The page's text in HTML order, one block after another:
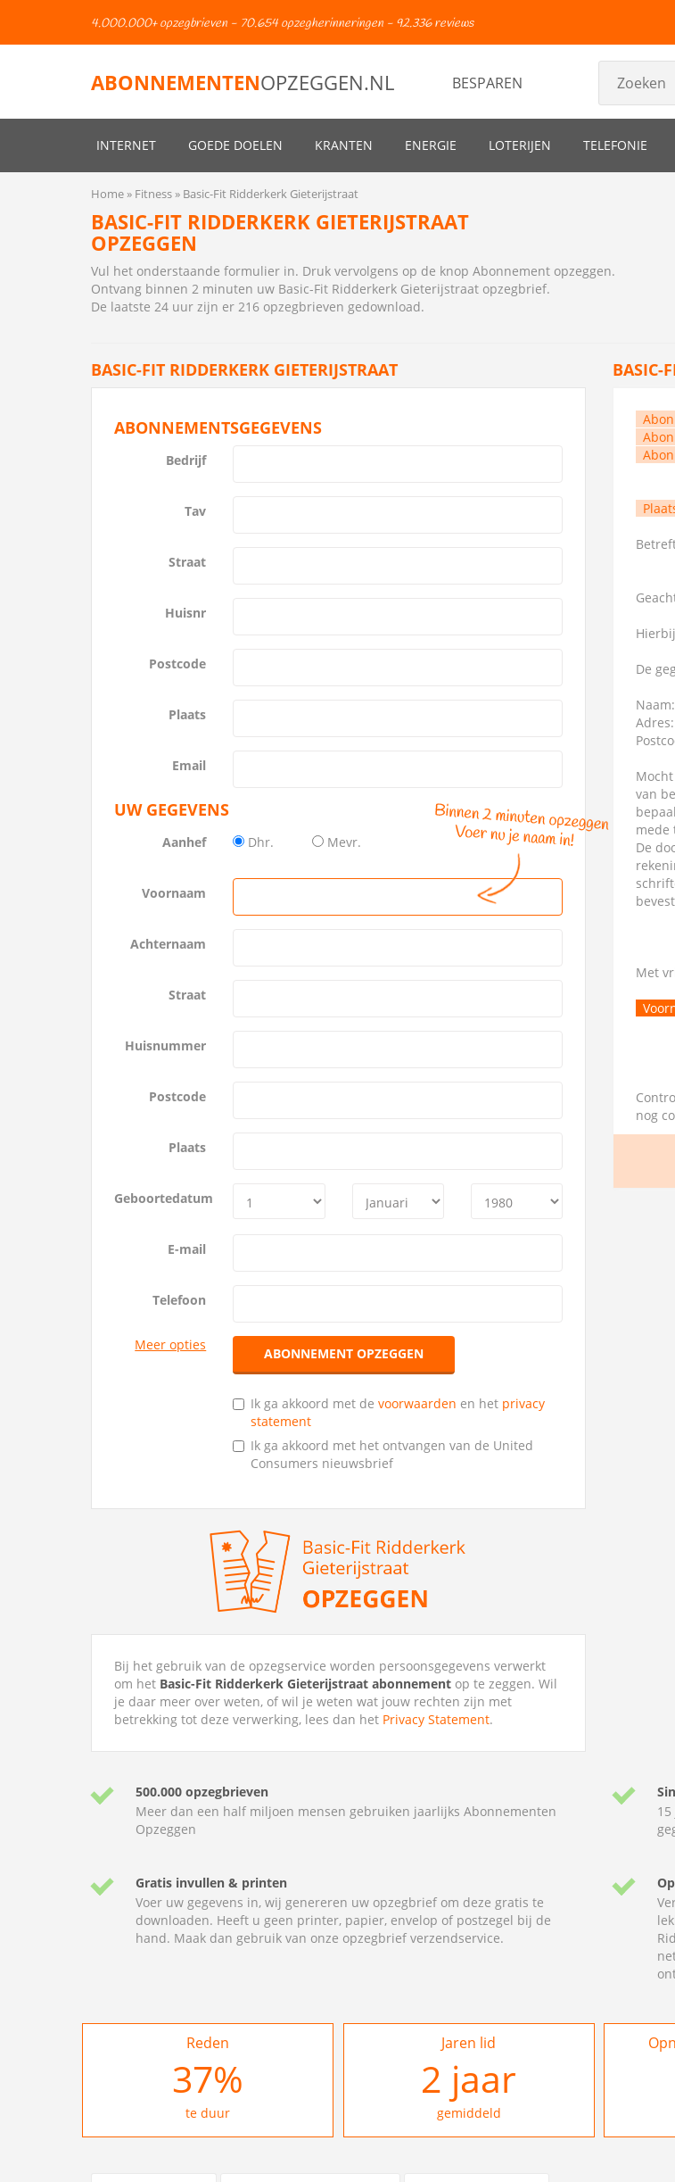
4.000.000+ opzegbrieven - 70.654 opzegherinneringen - 92.336 reviews
ABONNEMENTENOPZEGGEN.NL BESPAREN
INTERNET GOEDE DOELEN KRANTEN ENERGIE LOTERIJEN TELEFONIE
Home Fitness Basic-Fit Ridderkerk Gieterijstraat
BASIC-FIT RIDDERKERK GIETERIJSTRAAT
OPZEGGEN
Vul het onderstaande formulier in. Druk vervolgens op de knop Abonnement opzeggen.
Ontvang binnen 2 minuten uw Basic-Fit Ridderkerk Gieterijstraat opzegbrief.
De laatste 24 uur zijn er 216 opzegbrieven gedownload.
BASIC-FIT RIDDERKERK GIETERIJSTRAAT
ABONNEMENTSGEGEVENS
Bedrijf
Tav
Straat
Huisnr
Postcode
Plaats
Email
UW GEGEVENS
Aanhef Dhr. Mevr.
Voornaam
Achternaam
Straat
Huisnummer
Postcode
Plaats
Geboortedatum
E-mail
Telefoon
Meer opties
ABONNEMENT OPZEGGEN
Ik ga akkoord met devoorwaarden en het privacy
statement
Ik ga akkoord met het ontvangen van de United
Consumers nieuwsbrief
Bij het gebruik van de opzegservice worden persoonsgegevens verwerkt
om het Basic-Fit Ridderkerk Gieterijstraat abonnement op te zeggen. Wil
je daar meer over weten, of wil je weten wat jouw rechten zijn met
betrekking tot deze verwerking, lees dan het Privacy Statement.
BASIC-
De
Naam:
Adres:
van
mede
De
Met
nog
500.000 opzegbrieven
Meer dan een half miljoen mensen gebruiken jaarlijks Abonnementen
Opzeggen
Gratis invullen & printen
Voer uw gegevens in, wij genereren uw opzegbrief om deze gratis te
downloaden. Heeft u geen printer, papier, envelop of postzegel bij de
hand. Maak dan gebruik van onze opzegbrief verzendservice.
Reden
37%
te duur
Jaren lid
2 jaar
gemiddeld